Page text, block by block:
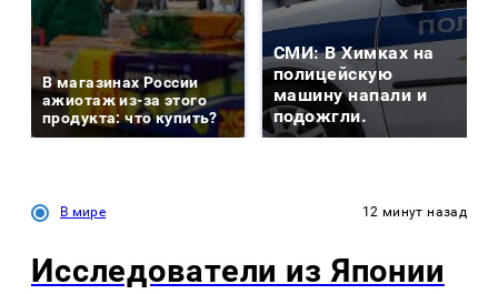
В магазинах России
ажиотаж из-за этого
продукта: что купить?
СМИ: В Химках на
полицейскую
машину напали и
подожгли.
В мире 12 минут назад
Исследователи из Японии